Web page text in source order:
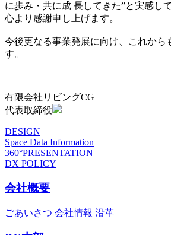
に歩み・共に成 長してきた”と実感し
心より感謝申し上げます。
今後更なる事業発展に向け、これから
す。
有限会社リビングCG
代表取締役
DESIGN
Space Data Information
360°PRESENTATION
DX POLICY
会社概要
ごあいさつ 会社情報 沿革